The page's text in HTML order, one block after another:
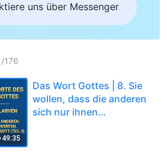
uns über Messenger
/176
49:35
Das Wort Gottes | 8. Sie
wollen, dass die anderen
sich nur ihnen